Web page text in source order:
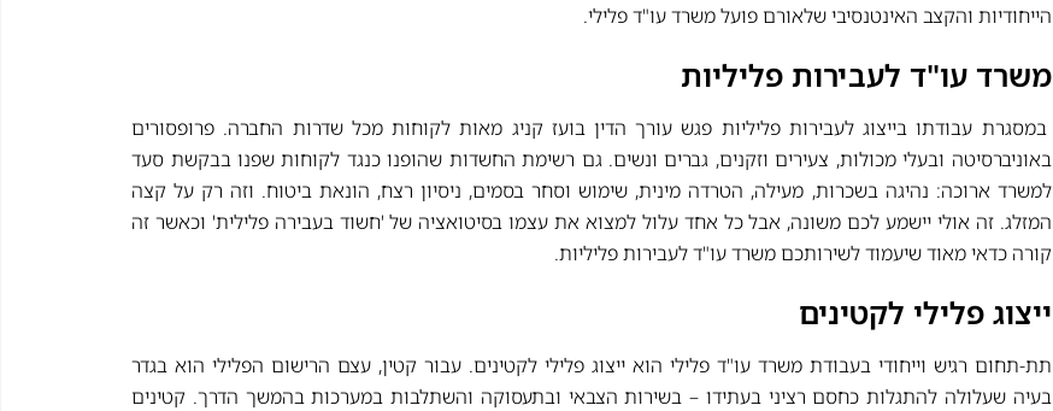
הייחודיות והקצב האינטנסיבי שלאורם פועל משרד עו"ד פלילי.
משרד עו"ד לעבירות פליליות
במסגרת עבודתו בייצוג לעבירות פליליות פגש עורך הדין בועז קניג מאות לקוחות מכל שדרות החברה. פרופסורים
באוניברסיטה ובעלי מכולות, צעירים וזקנים, גברים ונשים. גם רשימת החשדות שהופנו כנגד לקוחות שפנו בבקשת סעד
למשרד ארוכה: נהיגה בשכרות, מעילה, הטרדה מינית, שימוש וסחר בסמים, ניסיון רצח, הונאת ביטוח. וזה רק על קצה
המזלג. זה אולי יישמע לכם משונה, אבל כל אחד עלול למצוא את עצמו בסיטואציה של 'חשוד בעבירה פלילית' וכאשר זה
קורה כדאי מאוד שיעמוד לשירותכם משרד עו"ד לעבירות פליליות.
ייצוג פלילי לקטינים
תת-תחום רגיש וייחודי בעבודת משרד עו"ד פלילי הוא ייצוג פלילי לקטינים. עבור קטין, עצם הרישום הפלילי הוא בגדר
בעיה שעלולה להתגלות כחסם רציני בעתידו – בשירות הצבאי ובתעסוקה והשתלבות במערכות בהמשך הדרך. קטינים